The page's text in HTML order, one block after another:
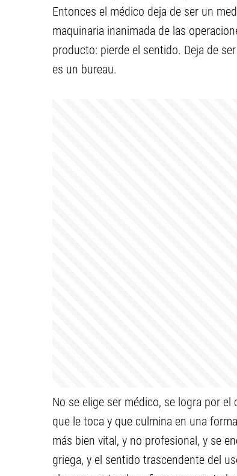
Entonces el médico deja de ser un
maquinaria inanimada de las
producto: pierde el sentido. Deja de
es un bureau.
No se elige ser médico, se logra por
que le toca y que culmina en una
más bien vital, y no profesional, y se
griega, y el sentido trascendente del